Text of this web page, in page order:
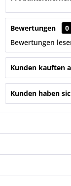
Bewertungen
0
Bewertungen
Kunden kauften
Kunden haben